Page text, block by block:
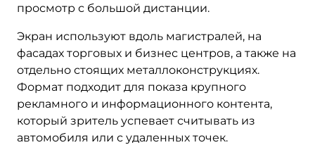
просмотр с большой дистанции.
Экран используют вдоль магистралей, на
фасадах торговых и бизнес центров, а также на
отдельно стоящих металлоконструкциях.
Формат подходит для показа крупного
рекламного и информационного контента,
который зритель успевает считывать из
автомобиля или с удаленных точек.